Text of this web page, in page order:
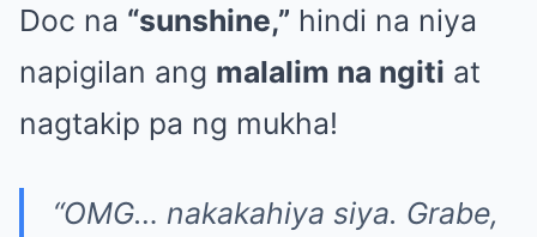
Doc na “sunshine,” hindi na niya
napigilan ang malalim na ngiti at
nagtakip pa ng mukha!
“OMG… nakakahiya siya. Grabe,